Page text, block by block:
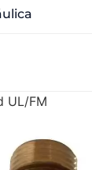
UL/FM